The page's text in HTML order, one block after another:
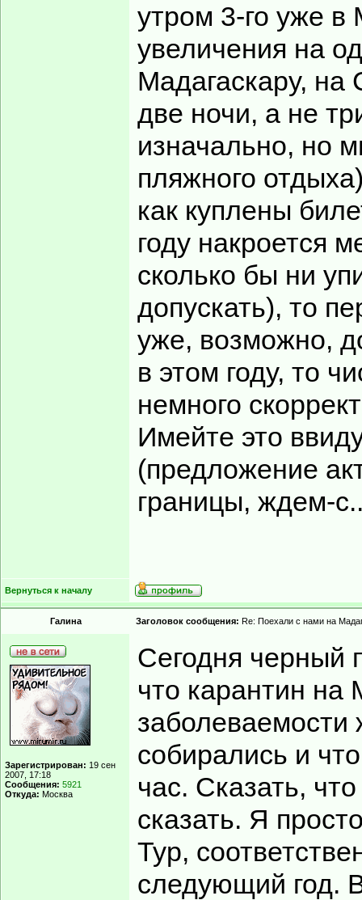
утром 3-го уже в
увеличения на
Мадагаскару, на
две ночи, а не
изначально, но
пляжного
как куплены
году накроется
сколько бы ни
допускать), то
уже, возможно,
в этом году, то
немного
Имейте это
(предложение
границы, ждем-
Вернуться к началу
Гaлинa Заголовок сообщения: Re: Поехали с нами на
Зарегистрирован: 19 сен
2007, 17:18
Сообщения: 5921
Откуда: Москва
Сегодня черный
что карантин на
заболеваемости
собирались и
час. Сказать,
сказать. Я
Тур,
следующий год.